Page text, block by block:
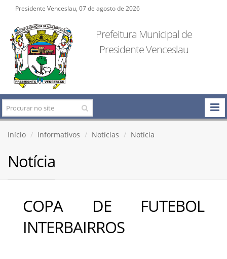
Presidente Venceslau, 07 de agosto de 2026
Prefeitura Municipal de
Presidente Venceslau
Início Informativos Notícias Notícia
Notícia
COPA DE FUTEBOL
INTERBAIRROS